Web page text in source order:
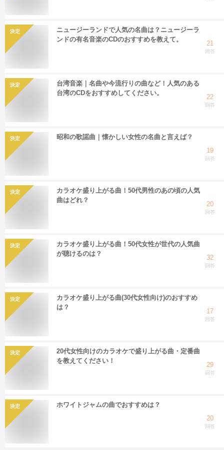
決定
ニュージーランドで人気の名曲は？ニュージーラ
ンドの有名音楽のCDのおすすめを教えて。
21
回答
決定
台湾音楽｜名曲や今流行りの曲など！人気のある
台湾のCDをおすすめしてください。
22
回答
決定
昭和の歌謡曲｜懐かしい女性の名曲と言えば？
19
回答
決定
カラオケ盛り上がる曲！50代男性のあの頃の人気
曲はどれ？
20
回答
決定
カラオケ盛り上がる曲！50代女性が世代の人気曲
が聴けるのは？
32
回答
決定
カラオケ盛り上がる曲(30代女性向け)のおすすめ
は？
17
回答
決定
20代女性向けのカラオケで盛り上がる曲・定番曲
を教えてください！
29
回答
決定
ホワイトジャムの曲でおすすめは？
20
回答